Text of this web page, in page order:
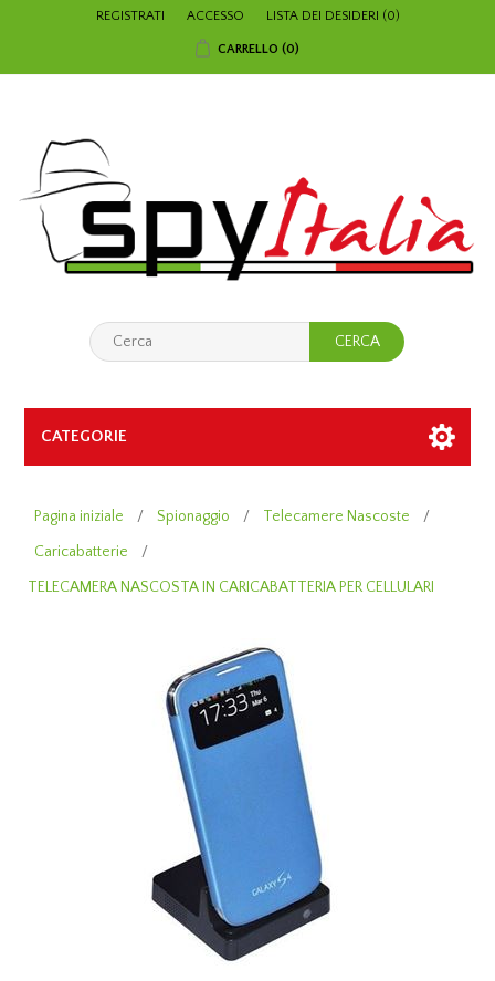
REGISTRATI ACCESSO LISTA DEI DESIDERI (0)
CARRELLO (0)
CATEGORIE
Pagina iniziale / Spionaggio / Telecamere Nascoste
/
Caricabatterie
/
TELECAMERA NASCOSTA IN CARICABATTERIA PER CELLULARI